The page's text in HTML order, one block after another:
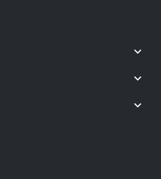
keyboard_arrow_down
keyboard_arrow_down
keyboard_arrow_down